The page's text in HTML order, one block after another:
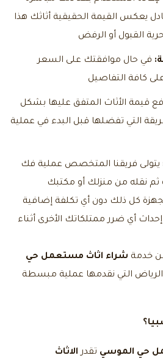
يعكس القيمة الحقيقية أثاثك هذا
القبول أو الرفض
في حال موافقتك على السعر
كافة التفاصيل
قيمة الأثاث المتفق عليها بشكل
التي تفضلها قبل البدء في عملية
يتولى فريقنا المتخصص عملية فك
ثم نقله من منزلك أو مكتبك
كل ذلك دون أي تكلفة إضافية
أي ضرر ممتلكاتك الأخرى أثناء
خدمة شراء اثاث مستعمل حي
الرياض التي نقدمها عملية مبسطة
حي الموسي تقدرالاثاث